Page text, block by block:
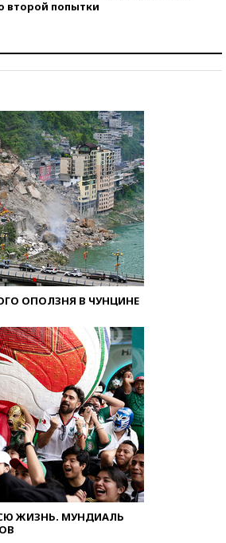
второй попытки
ОПОЛЗНЯ В ЧУНЦИНЕ
ЖИЗНЬ. МУНДИАЛЬ